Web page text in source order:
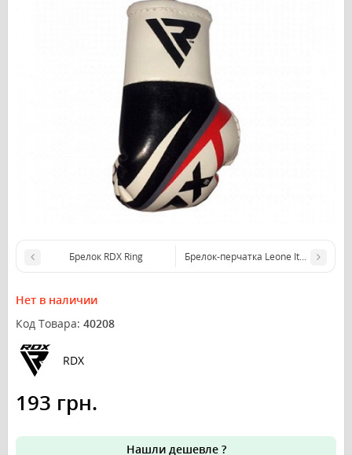
Брелок RDX Ring Брелок-перчатка Leone Italy
Нет в наличии
Код Товара: 40208
RDX
193 грн.
Нашли дешевле ?